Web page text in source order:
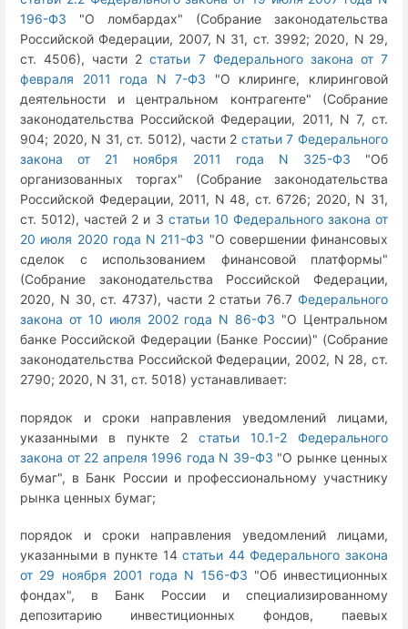
196-ФЗ "О ломбардах" (Собрание законодательства
Российской Федерации, 2007, N 31, ст. 3992; 2020, N 29,
ст. 4506), части 2статьи 7 Федерального закона от 7
февраля 2011 года N 7-ФЗ "О клиринге, клиринговой
деятельности и центральном контрагенте" (Собрание
законодательства Российской Федерации, 2011, N 7, ст.
904; 2020, N 31, ст. 5012), части 2 статьи 7 Федерального
закона от 21 ноября 2011 года N 325-ФЗ "Об
организованных торгах" (Собрание законодательства
Российской Федерации, 2011, N 48, ст. 6726; 2020, N 31,
ст. 5012), частей 2 и 3 статьи 10 Федерального закона от
20 июля 2020 года N 211-ФЗ "О совершении финансовых
сделок с использованием финансовой платформы"
(Собрание законодательства Российской Федерации,
2020, N 30, ст. 4737), части 2 статьи 76.7 Федерального
закона от 10 июля 2002 года N 86-ФЗ "О Центральном
банке Российской Федерации (Банке России)" (Собрание
законодательства Российской Федерации, 2002, N 28, ст.
2790; 2020, N 31, ст. 5018) устанавливает:
порядок и сроки направления уведомлений лицами,
указанными в пункте 2 статьи 10.1-2 Федерального
закона от 22 апреля 1996 года N 39-ФЗ "О рынке ценных
бумаг", в Банк России и профессиональному участнику
рынка ценных бумаг;
порядок и сроки направления уведомлений лицами,
указанными в пункте 14статьи 44 Федерального закона
от 29 ноября 2001 года N 156-ФЗ "Об инвестиционных
фондах", в Банк России и специализированному
депозитарию инвестиционных фондов, паевых